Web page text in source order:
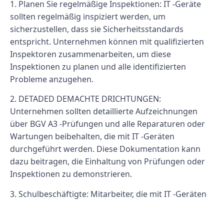
1. Planen Sie regelmäßige Inspektionen: IT -Geräte
sollten regelmäßig inspiziert werden, um
sicherzustellen, dass sie Sicherheitsstandards
entspricht. Unternehmen können mit qualifizierten
Inspektoren zusammenarbeiten, um diese
Inspektionen zu planen und alle identifizierten
Probleme anzugehen.
2. DETADED DEMACHTE DRICHTUNGEN:
Unternehmen sollten detaillierte Aufzeichnungen
über BGV A3 -Prüfungen und alle Reparaturen oder
Wartungen beibehalten, die mit IT -Geräten
durchgeführt werden. Diese Dokumentation kann
dazu beitragen, die Einhaltung von Prüfungen oder
Inspektionen zu demonstrieren.
3. Schulbeschäftigte: Mitarbeiter, die mit IT -Geräten